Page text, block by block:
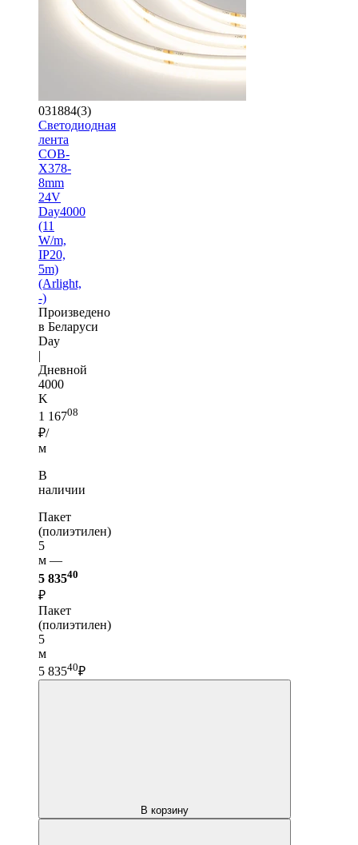
031884(3)
Светодиодная
лента
COB-
X378-
8mm
24V
Day4000
(11
W/m,
IP20,
5m)
(Arlight,
-)
Произведено
в Беларуси
Day
|
Дневной
4000
K
1 16708
₽/
м
В
наличии
Пакет
(полиэтилен)
5
м —
5 83540
₽
Пакет
(полиэтилен)
5
м
5 83540₽
В корзину